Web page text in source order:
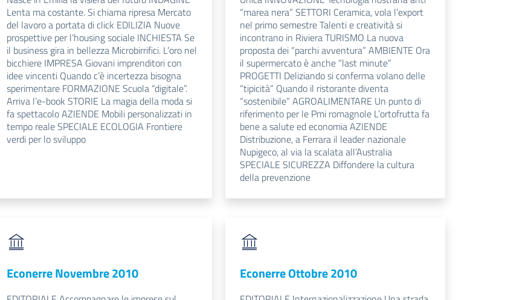
Lenta ma costante. Si chiama ripresa Mercato
del lavoro a portata di click EDILIZIA Nuove
prospettive per l’housing sociale INCHIESTA Se
il business gira in bellezza Microbirrifici. L’oro nel
bicchiere IMPRESA Giovani imprenditori con
idee vincenti Quando c’è incertezza bisogna
sperimentare FORMAZIONE Scuola “digitale”.
Arriva l’e-book STORIE La magia della moda si
fa spettacolo AZIENDE Mobili personalizzati in
tempo reale SPECIALE ECOLOGIA Frontiere
verdi per lo sviluppo
“marea nera” SETTORI Ceramica, vola l’export
nel primo semestre Talenti e creatività si
incontrano in Riviera TURISMO La nuova
proposta dei “parchi avventura” AMBIENTE Ora
il supermercato è anche “last minute”
PROGETTI Deliziando si conferma volano delle
“tipicità” Quando il ristorante diventa
“sostenibile” AGROALIMENTARE Un punto di
riferimento per le Pmi romagnole L’ortofrutta fa
bene a salute ed economia AZIENDE
Distribuzione, a Ferrara il leader nazionale
Nupigeco, al via la scalata all’Australia
SPECIALE SICUREZZA Diffondere la cultura
della prevenzione
Econerre Novembre 2010 Econerre Ottobre 2010